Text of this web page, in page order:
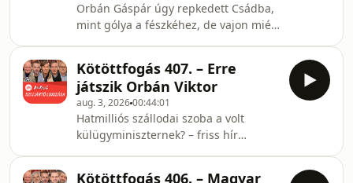
Orbán Gáspár úgy repkedett Csádba,
mint gólya a fészkéhez, de vajon miért
valaha? Többek között ezt a kérdést
boncolgatták a Magyar Hang
információiból kiindulva a Kötöttfogás
vendégei az augusztus 6-i adásban.
Nagy volt kint a hőség, és a végefelé
odabent is izzott a levegő Csintalan
Sándor, Lánczi Richárd és Reichert
Kötöttfogás 407. – Erre
játszik Orbán Viktor
aug. 3, 202600:44:01
Hatmilliós szállodai szoba a volt
külügyminiszternek? – friss hír
Kötöttfogás 406. – Magyar